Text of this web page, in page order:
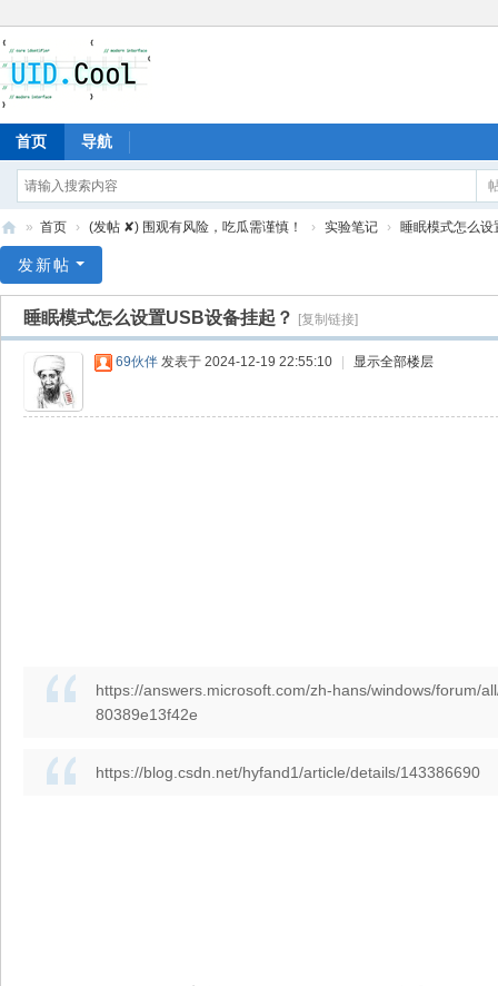
首页 导航
爱
» 首页 › (发帖 ✘) 围观有风险，吃瓜需谨慎！ › 实验笔记 › 睡眠模式怎么
发新帖
睡眠模式怎么设置USB设备挂起？ [复制链接]
69伙伴 发表于 2024-12-19 22:55:10 显示全部楼层
https://answers.microsoft.com/zh-hans/windows/forum/
80389e13f42e
https://blog.csdn.net/hyfand1/article/details/143386690